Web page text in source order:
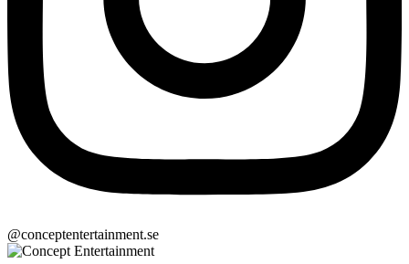
@conceptentertainment.se